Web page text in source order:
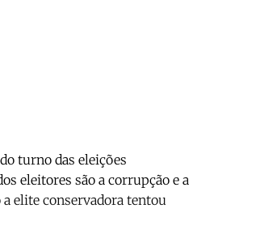
turno das eleições
eleitores são a corrupção e a
a elite conservadora tentou